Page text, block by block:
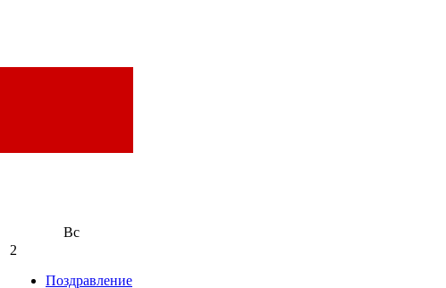
Вс
2
Поздравление